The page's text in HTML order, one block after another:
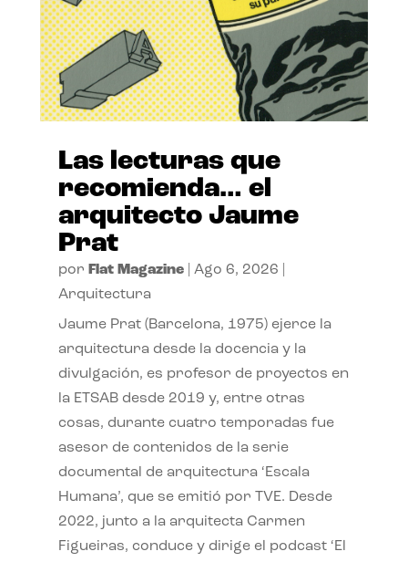
Las lecturas que
recomienda… el
arquitecto Jaume
Prat
por Flat Magazine| Ago 6, 2026
Arquitectura
Jaume Prat (Barcelona, 1975) ejerce la
arquitectura desde la docencia y la
divulgación, es profesor de proyectos en
la ETSAB desde 2019 y, entre otras
cosas, durante cuatro temporadas fue
asesor de contenidos de la serie
documental de arquitectura ‘Escala
Humana’, que se emitió por TVE. Desde
2022, junto a la arquitecta Carmen
Figueiras, conduce y dirige el podcast ‘El